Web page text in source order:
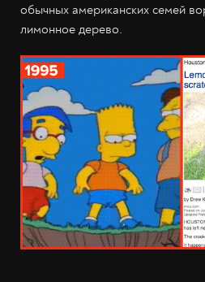
обычных американских семей
лимонное дерево.